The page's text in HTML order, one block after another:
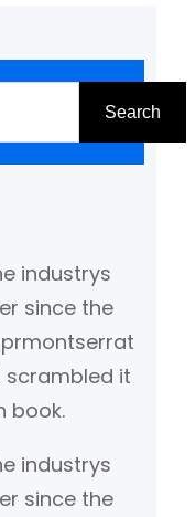
Search
industrys
since the
prmontserrat
scrambled it
book.
industrys
since the